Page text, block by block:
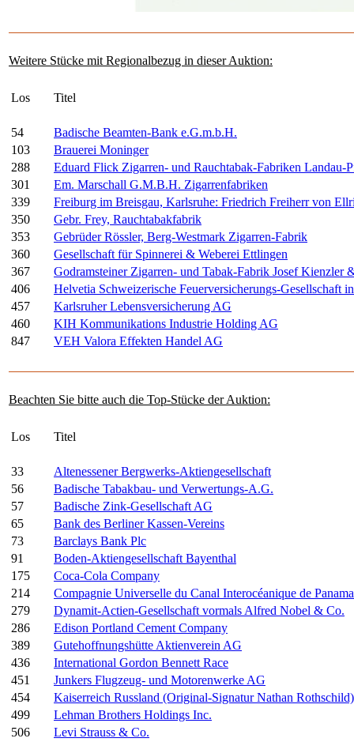
Weitere Stücke mit Regionalbezug in dieser Auktion:
Los Titel
54
Badische Beamten-Bank e.G.m.b.H.
103
Brauerei Moninger
288
Eduard Flick Zigarren- und Rauchtabak-Fabriken Landau-
301
Em. Marschall G.M.B.H. Zigarrenfabriken
339
Freiburg im Breisgau, Karlsruhe: Friedrich Freiherr von
350
Gebr. Frey, Rauchtabakfabrik
353
Gebrüder Rössler, Berg-Westmark Zigarren-Fabrik
360
Gesellschaft für Spinnerei & Weberei Ettlingen
367
Godramsteiner Zigarren- und Tabak-Fabrik Josef Kienzler
406
Helvetia Schweizerische Feuerversicherungs-Gesellschaft
457
Karlsruher Lebensversicherung AG
460
KIH Kommunikations Industrie Holding AG
847
VEH Valora Effekten Handel AG
Beachten Sie bitte auch die Top-Stücke der Auktion:
Los Titel
33
Altenessener Bergwerks-Aktiengesellschaft
56
Badische Tabakbau- und Verwertungs-A.G.
57
Badische Zink-Gesellschaft AG
65
Bank des Berliner Kassen-Vereins
73
Barclays Bank Plc
91
Boden-Aktiengesellschaft Bayenthal
175
Coca-Cola Company
214
Compagnie Universelle du Canal Interocéanique de
279
Dynamit-Actien-Gesellschaft vormals Alfred Nobel & Co.
286
Edison Portland Cement Company
389
Gutehoffnungshütte Aktienverein AG
436
International Gordon Bennett Race
451
Junkers Flugzeug- und Motorenwerke AG
454
Kaiserreich Russland (Original-Signatur Nathan Rothschild)
499
Lehman Brothers Holdings Inc.
506
Levi Strauss & Co.